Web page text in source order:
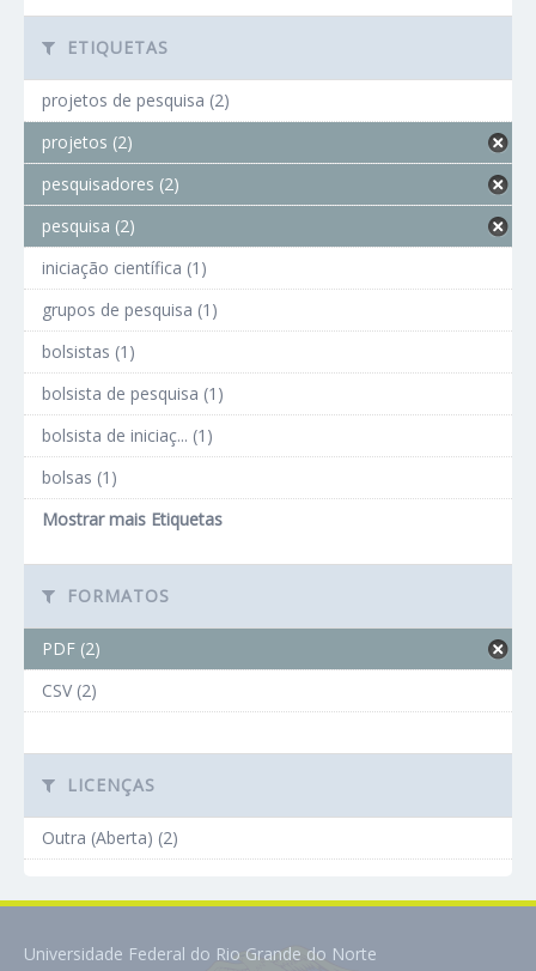
ETIQUETAS
projetos de pesquisa (2)
projetos (2)
pesquisadores (2)
pesquisa (2)
iniciação científica (1)
grupos de pesquisa (1)
bolsistas (1)
bolsista de pesquisa (1)
bolsista de iniciaç... (1)
bolsas (1)
Mostrar mais Etiquetas
FORMATOS
PDF (2)
CSV (2)
LICENÇAS
Outra (Aberta) (2)
Universidade Federal do Rio Grande do Norte